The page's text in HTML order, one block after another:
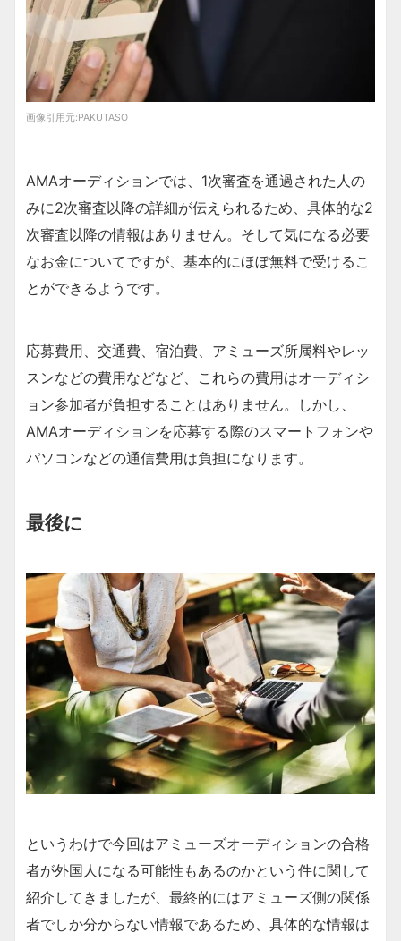
画像引用元:PAKUTASO
AMAオーディションでは、1次審査を通過された人の
みに2次審査以降の詳細が伝えられるため、具体的な2
次審査以降の情報はありません。そして気になる必要
なお金についてですが、基本的にほぼ無料で受けるこ
とができるようです。
応募費用、交通費、宿泊費、アミューズ所属料やレッ
スンなどの費用などなど、これらの費用はオーディシ
ョン参加者が負担することはありません。しかし、
AMAオーディションを応募する際のスマートフォンや
パソコンなどの通信費用は負担になります。
最後に
というわけで今回はアミューズオーディションの合格
者が外国人になる可能性もあるのかという件に関して
紹介してきましたが、最終的にはアミューズ側の関係
者でしか分からない情報であるため、具体的な情報は